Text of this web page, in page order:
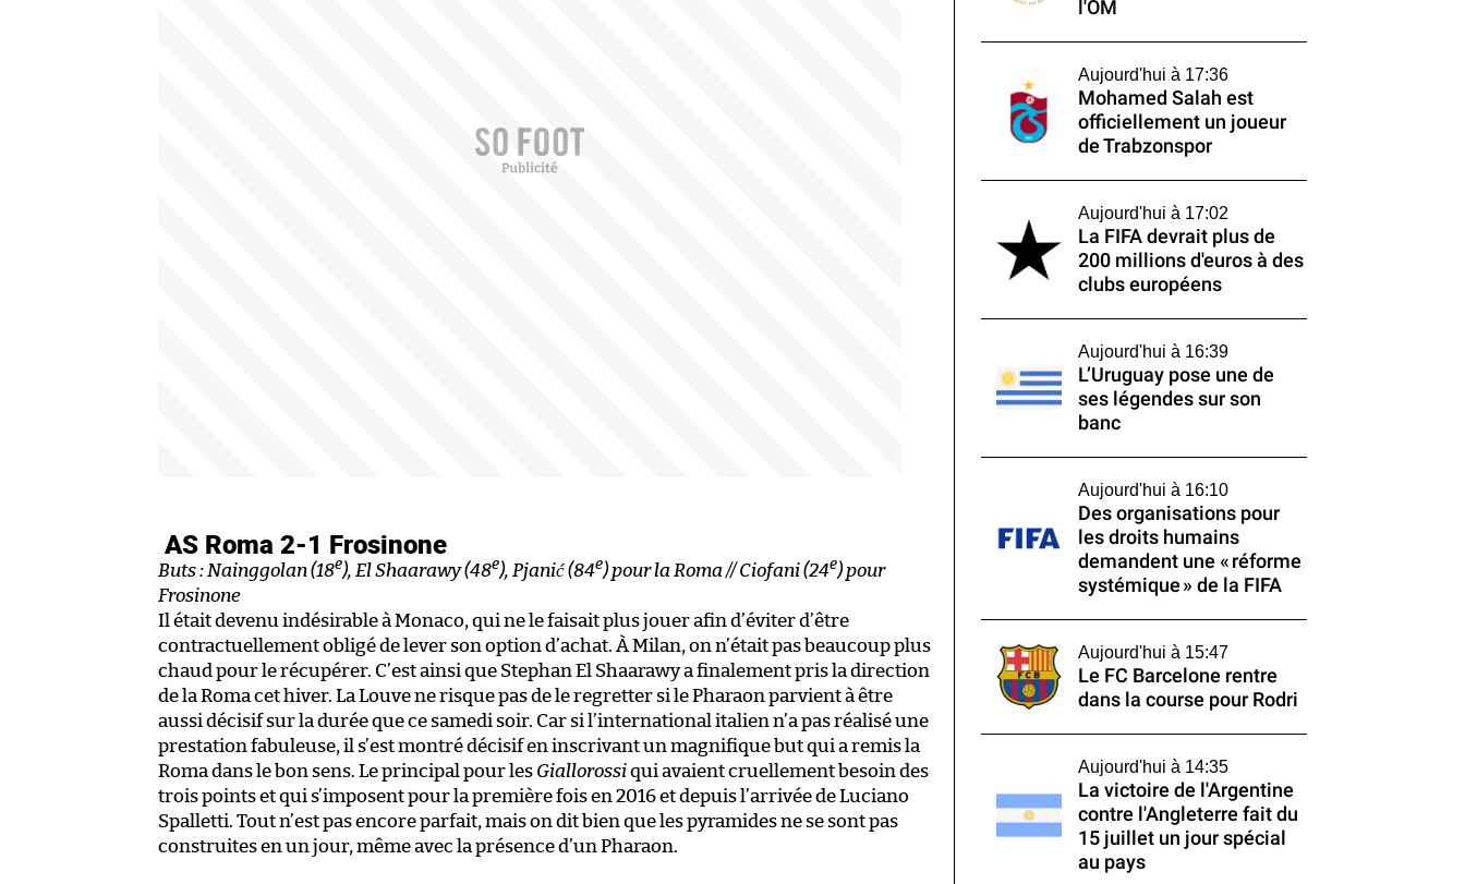
AS Roma 2-1 Frosinone
Buts : Nainggolan (18e), El Shaarawy (48e), Pjanić (84e) pour la Roma // Ciofani (24e) pour
Frosinone
Il était devenu indésirable à Monaco, qui ne le faisait plus jouer afin d’éviter d’être
contractuellement obligé de lever son option d’achat. À Milan, on n’était pas beaucoup plus
chaud pour le récupérer. C’est ainsi que Stephan El Shaarawy a finalement pris la direction
de la Roma cet hiver. La Louve ne risque pas de le regretter si le Pharaon parvient à être
aussi décisif sur la durée que ce samedi soir. Car si l’international italien n’a pas réalisé une
prestation fabuleuse, il s’est montré décisif en inscrivant un magnifique but qui a remis la
Roma dans le bon sens. Le principal pour les Giallorossiqui avaient cruellement besoin des
trois points et qui s’imposent pour la première fois en 2016 et depuis l’arrivée de Luciano
Spalletti. Tout n’est pas encore parfait, mais on dit bien que les pyramides ne se sont pas
construites en un jour, même avec la présence d’un Pharaon.
l'OM
Aujourd'hui à 17:36
Mohamed Salah est
officiellement un joueur
de Trabzonspor
Aujourd'hui à 17:02
La FIFA devrait plus de
200 millions d'euros à des
clubs européens
Aujourd'hui à 16:39
L’Uruguay pose une de
ses légendes sur son
banc
Aujourd'hui à 16:10
Des organisations pour
les droits humains
demandent une « réforme
systémique » de la FIFA
Aujourd'hui à 15:47
Le FC Barcelone rentre
dans la course pour Rodri
Aujourd'hui à 14:35
La victoire de l'Argentine
contre l'Angleterre fait du
15 juillet un jour spécial
au pays